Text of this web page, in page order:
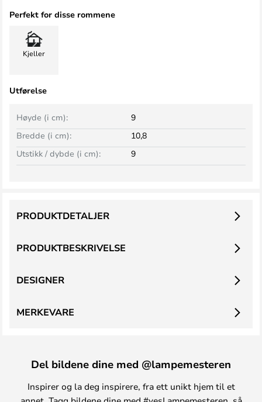
Perfekt for disse rommene
Kjeller
Utførelse
Bredde (i cm): 10,8
Høyde (i cm): 9
Utstikk / dybde (i cm): 9
PRODUKTBESKRIVELSE
PRODUKTDETALJER
DESIGNER
MERKEVARE
Del bildene dine med @lampemesteren
Inspirer og la deg inspirere, fra ett unikt hjem til et